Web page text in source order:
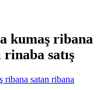
kumaş ribana
rinaba satış